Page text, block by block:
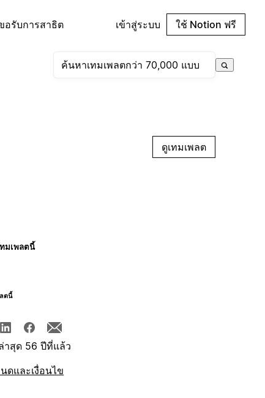
อรับการสาธิต เข้าสู่ระบบ ใช้ Notion ฟรี
ดูเทมเพลต
ทมเพลตนี้
ตนี้
าสุด 56 ปีที่แล้ว
ดและเงื่อนไข